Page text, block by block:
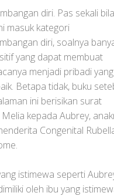
diri. Pas sekali bila
masuk kategori
diri, soalnya
yang dapat membuat
menjadi pribadi yang
Betapa tidak, buku
ini berisikan surat
kepada Aubrey,
Congenital
istimewa seperti
oleh ibu yang